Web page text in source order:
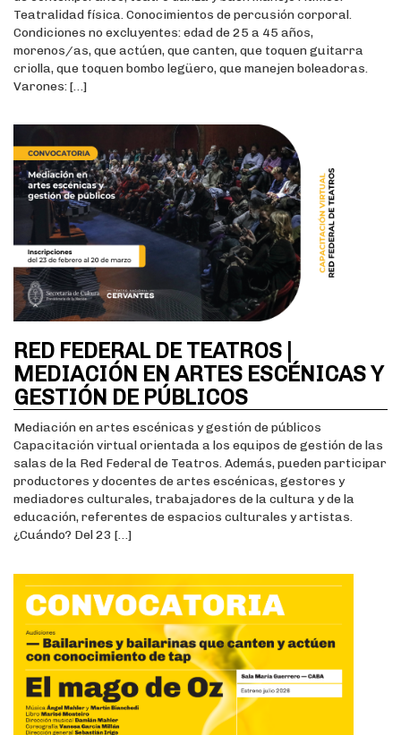
Teatralidad física. Conocimientos de percusión corporal.
Condiciones no excluyentes: edad de 25 a 45 años,
morenos/as, que actúen, que canten, que toquen guitarra
criolla, que toquen bombo legüero, que manejen boleadoras.
Varones: […]
RED FEDERAL DE TEATROS |
MEDIACIÓN EN ARTES ESCÉNICAS Y
GESTIÓN DE PÚBLICOS
Mediación en artes escénicas y gestión de públicos
Capacitación virtual orientada a los equipos de gestión de las
salas de la Red Federal de Teatros. Además, pueden participar
productores y docentes de artes escénicas, gestores y
mediadores culturales, trabajadores de la cultura y de la
educación, referentes de espacios culturales y artistas.
¿Cuándo? Del 23 […]